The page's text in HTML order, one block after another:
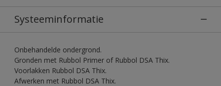
Systeeminformatie
Onbehandelde ondergrond.
Gronden met Rubbol Primer of Rubbol DSA Thix.
Voorlakken Rubbol DSA Thix.
Afwerken met Rubbol DSA Thix.